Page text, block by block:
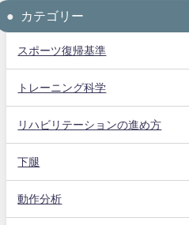
カテゴリー
スポーツ復帰基準
トレーニング科学
リハビリテーションの進め方
下腿
動作分析